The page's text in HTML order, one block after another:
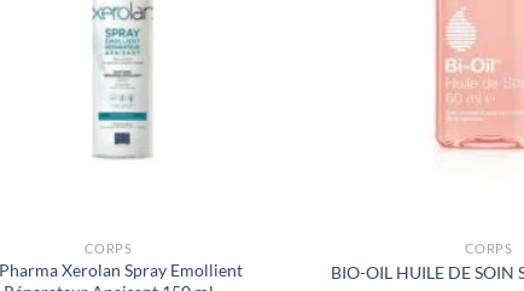
CORPS
Xerolan Spray Emollient
CORPS
BIO-OIL HUILE DE SOIN